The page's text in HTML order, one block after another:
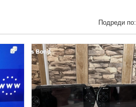
Подреди по: